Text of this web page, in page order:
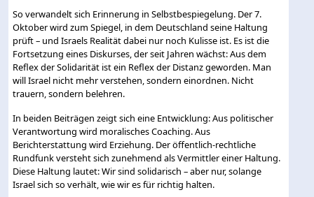
So verwandelt sich Erinnerung in Selbstbespiegelung. Der 7.
Oktober wird zum Spiegel, in dem Deutschland seine Haltung
prüft – und Israels Realität dabei nur noch Kulisse ist. Es ist die
Fortsetzung eines Diskurses, der seit Jahren wächst: Aus dem
Reflex der Solidarität ist ein Reflex der Distanz geworden. Man
will Israel nicht mehr verstehen, sondern einordnen. Nicht
trauern, sondern belehren.
In beiden Beiträgen zeigt sich eine Entwicklung: Aus politischer
Verantwortung wird moralisches Coaching. Aus
Berichterstattung wird Erziehung. Der öffentlich-rechtliche
Rundfunk versteht sich zunehmend als Vermittler einer Haltung.
Diese Haltung lautet: Wir sind solidarisch – aber nur, solange
Israel sich so verhält, wie wir es für richtig halten.